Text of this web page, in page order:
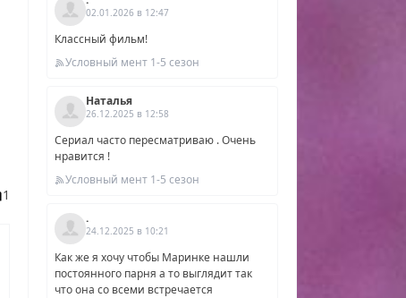
1
02.01.2026 в 12:47
Классный фильм!
Условный мент 1-5 сезон
Наталья
26.12.2025 в 12:58
Сериал часто пересматриваю . Очень
нравится !
Условный мент 1-5 сезон
.
24.12.2025 в 10:21
Как же я хочу чтобы Маринке нашли
постоянного парня а то выглядит так
что она со всеми встречается